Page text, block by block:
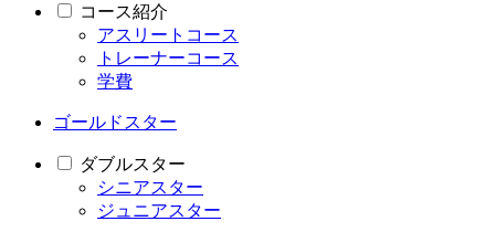
コース紹介
アスリートコース
トレーナーコース
学費
ゴールドスター
ダブルスター
シニアスター
ジュニアスター